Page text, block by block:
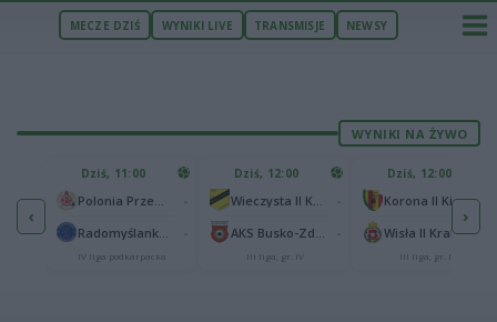
MECZE DZIŚ WYNIKI LIVE TRANSMISJE NEWSY
WYNIKI NA ŻYWO
‹
1
1
Dziś, 11:00
IV liga podkarpacka
Dziś, 12:00
III liga, gr. IV
Dziś, 12:00
Korona II Kielce
Wisła II Kraków
III liga, gr. IV
›